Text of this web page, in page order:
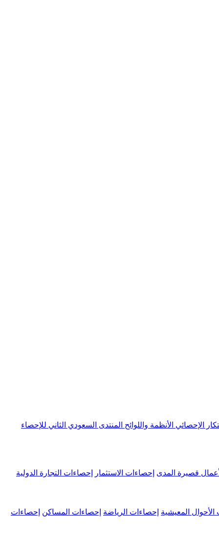
الإحصائي الأنظمة واللوائح المنتدى السعودي الثاني للإحصاء
قصيرة المدى إحصاءات الاستثمار إحصاءات التجارة الدولية
الأحوال المعيشية إحصاءات الرياضة إحصاءات المساكن إحصاءات